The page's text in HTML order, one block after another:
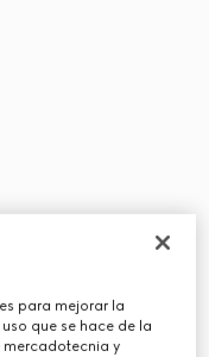
para mejorar la
que se hace de la
mercadotecnia y